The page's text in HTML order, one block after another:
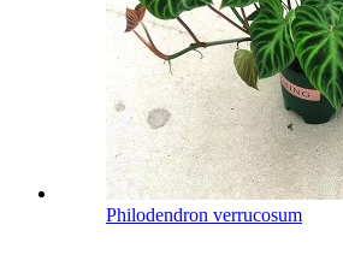
Philodendron verrucosum